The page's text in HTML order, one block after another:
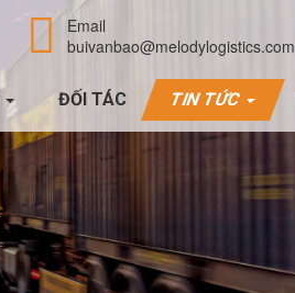
Email
buivanbao@melodylogistics.com
ĐỐI TÁC TIN TỨC